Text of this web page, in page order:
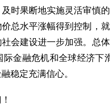
时果断地实施灵活审慎
总水平涨幅得到控制，
会建设进一步加强。总
金融危机和全球经济
稳定充满信心。